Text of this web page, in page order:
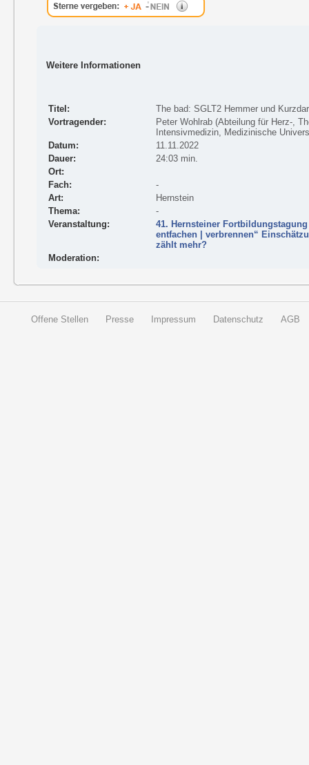
Weitere Informationen
Titel:
The bad: SGLT2 Hemmer und
Vortragender:
Peter Wohlrab (Abteilung für Herz-,
Intensivmedizin, Medizinische
Datum:
11.11.2022
Dauer:
24:03 min.
Ort:
Fach:
-
Art:
Hernstein
Thema:
-
Veranstaltung:
41. Hernsteiner
entfachen | verbrennen“
zählt mehr?
Moderation:
Offene Stellen Presse Impressum Datenschutz AGB